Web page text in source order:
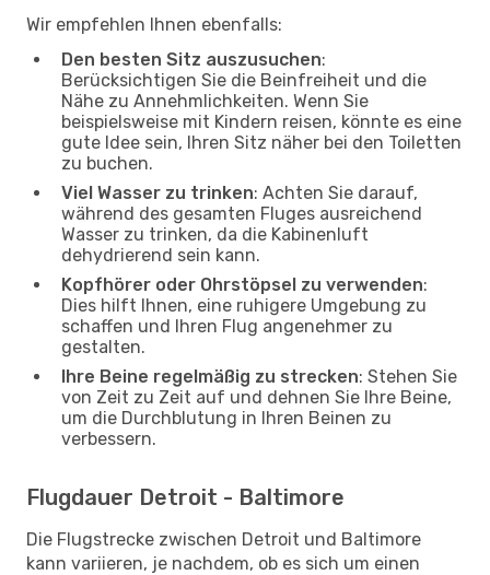
Wir empfehlen Ihnen ebenfalls:
Den besten Sitz auszusuchen:
Berücksichtigen Sie die Beinfreiheit und die
Nähe zu Annehmlichkeiten. Wenn Sie
beispielsweise mit Kindern reisen, könnte es eine
gute Idee sein, Ihren Sitz näher bei den Toiletten
zu buchen.
Viel Wasser zu trinken: Achten Sie darauf,
während des gesamten Fluges ausreichend
Wasser zu trinken, da die Kabinenluft
dehydrierend sein kann.
Kopfhörer oder Ohrstöpsel zu verwenden:
Dies hilft Ihnen, eine ruhigere Umgebung zu
schaffen und Ihren Flug angenehmer zu
gestalten.
Ihre Beine regelmäßig zu strecken: Stehen Sie
von Zeit zu Zeit auf und dehnen Sie Ihre Beine,
um die Durchblutung in Ihren Beinen zu
verbessern.
Flugdauer Detroit - Baltimore
Die Flugstrecke zwischen Detroit und Baltimore
kann variieren, je nachdem, ob es sich um einen